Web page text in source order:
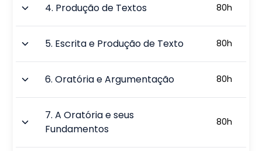
4. Produção de Textos 80h
5. Escrita e Produção de Texto 80h
6.Oratória e Argumentação 80h
7.A Oratória e seus
Fundamentos
80h